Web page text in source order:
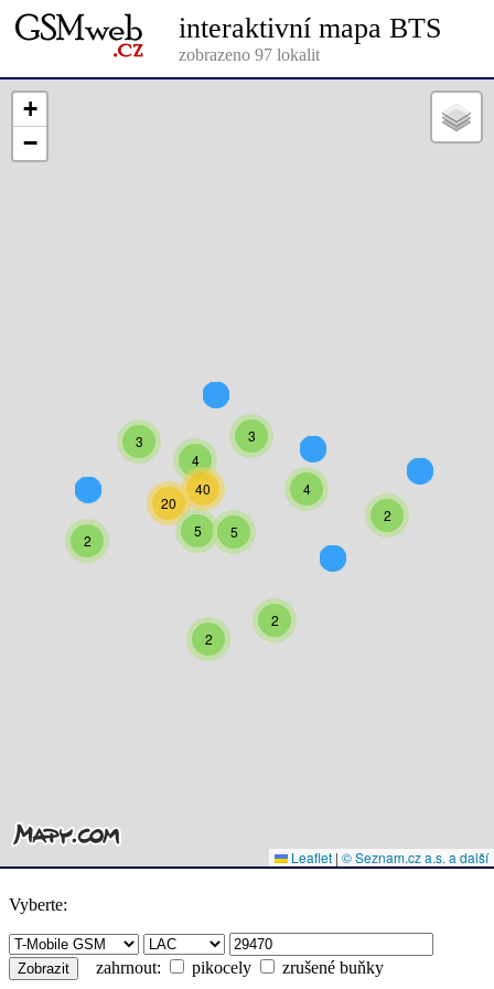
interaktivní mapa BTS
zobrazeno 97 lokalit
3
3
4
2
4
2
40
20
5
5
2
2
+
−
Leaflet | © Seznam.cz a.s. a další
Vyberte:
zahrnout: pikocely zrušené buňky